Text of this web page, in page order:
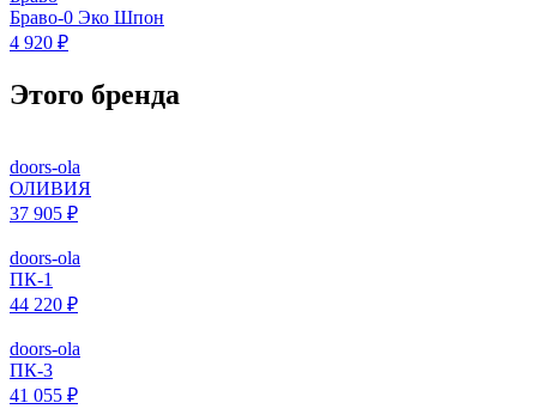
Браво-0 Эко Шпон
4 920 ₽
Этого бренда
doors-ola
ОЛИВИЯ
37 905 ₽
doors-ola
ПК-1
44 220 ₽
doors-ola
ПК-3
41 055 ₽